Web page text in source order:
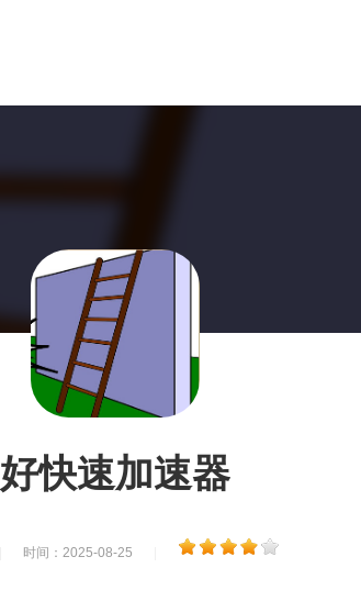
好快速加速器
时间：2025-08-25